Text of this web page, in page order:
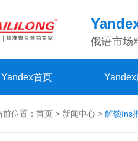
俄语市场
Yandex首页
前位置： 首页 > 新闻中心 > 解锁Ins